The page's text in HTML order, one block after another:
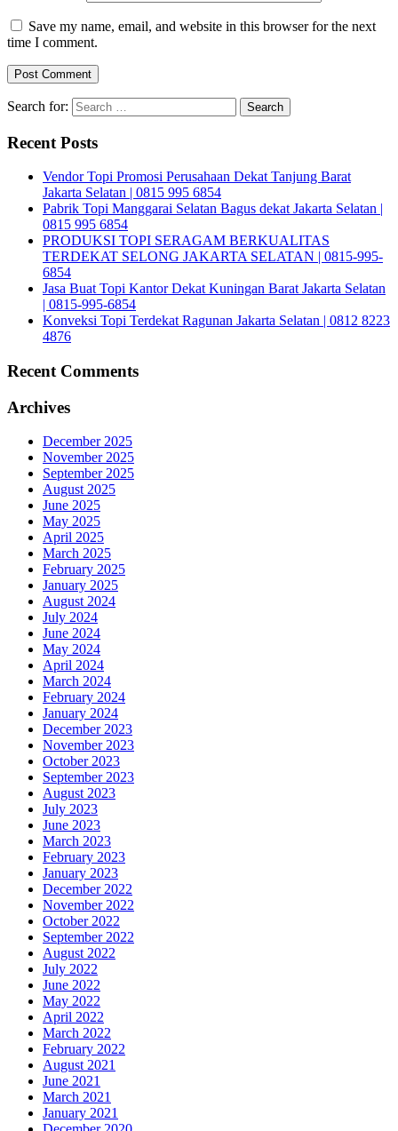
Save my name, email, and website in this browser for the next
time I comment.
Search for:
Recent Posts
Vendor Topi Promosi Perusahaan Dekat Tanjung Barat
Jakarta Selatan | 0815 995 6854
Pabrik Topi Manggarai Selatan Bagus dekat Jakarta Selatan |
0815 995 6854
PRODUKSI TOPI SERAGAM BERKUALITAS
TERDEKAT SELONG JAKARTA SELATAN | 0815-995-
6854
Jasa Buat Topi Kantor Dekat Kuningan Barat Jakarta Selatan
| 0815-995-6854
Konveksi Topi Terdekat Ragunan Jakarta Selatan | 0812 8223
4876
Recent Comments
Archives
December 2025
November 2025
September 2025
August 2025
June 2025
May 2025
April 2025
March 2025
February 2025
January 2025
August 2024
July 2024
June 2024
May 2024
April 2024
March 2024
February 2024
January 2024
December 2023
November 2023
October 2023
September 2023
August 2023
July 2023
June 2023
March 2023
February 2023
January 2023
December 2022
November 2022
October 2022
September 2022
August 2022
July 2022
June 2022
May 2022
April 2022
March 2022
February 2022
August 2021
June 2021
March 2021
January 2021